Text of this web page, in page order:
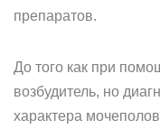
препаратов.
До того как при
возбудитель, но
характера